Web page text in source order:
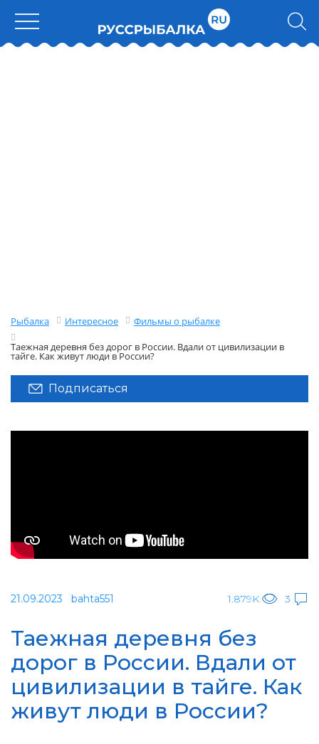
Рыбалка Интересное
Фильмы о рыбалке
Таежная деревня без дорог в России. Вдали от цивилизации в
тайге. Как живут люди в России?
Подписаться
21.09.2023 bahta551 1.879K 3
Таежная деревня без
дорог в России. Вдали от
цивилизации в тайге. Как
живут люди в России?